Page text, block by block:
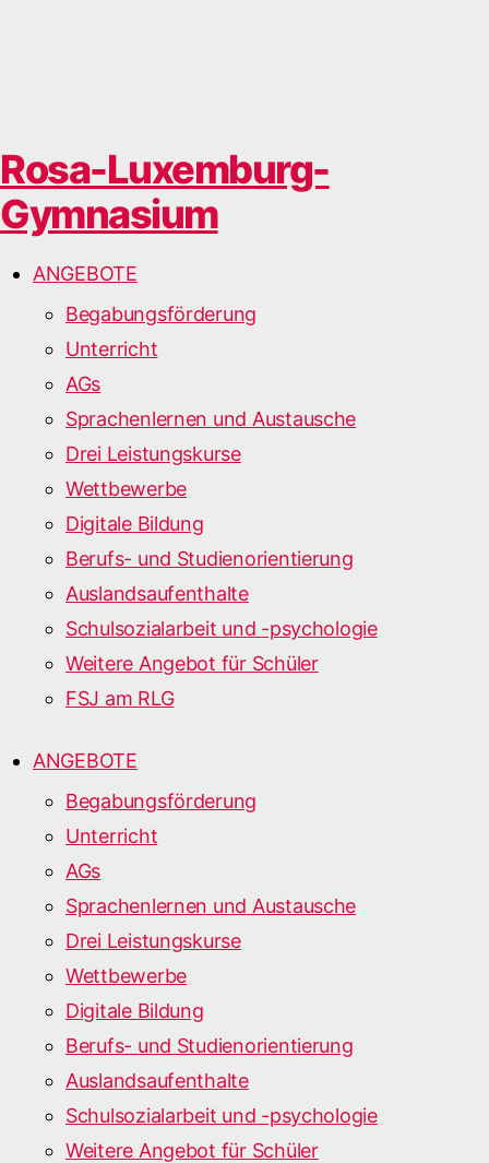
Rosa-Luxemburg-
Gymnasium
ANGEBOTE
Begabungsförderung
Unterricht
AGs
Sprachenlernen und Austausche
Drei Leistungskurse
Wettbewerbe
Digitale Bildung
Berufs- und Studienorientierung
Auslandsaufenthalte
Schulsozialarbeit und -psychologie
Weitere Angebot für Schüler
FSJ am RLG
ANGEBOTE
Begabungsförderung
Unterricht
AGs
Sprachenlernen und Austausche
Drei Leistungskurse
Wettbewerbe
Digitale Bildung
Berufs- und Studienorientierung
Auslandsaufenthalte
Schulsozialarbeit und -psychologie
Weitere Angebot für Schüler